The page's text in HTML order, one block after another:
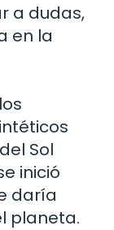
a dudas,
en la
Sol
inició
daría
planeta.